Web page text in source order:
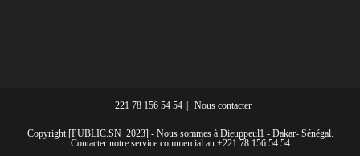
+221 78 156 54 54 Nous contacter
Copyright [PUBLIC.SN_2023] - Nous sommes à Dieuppeul1 - Dakar- Sénégal.
Contacter notre service commercial au +221 78 156 54 54